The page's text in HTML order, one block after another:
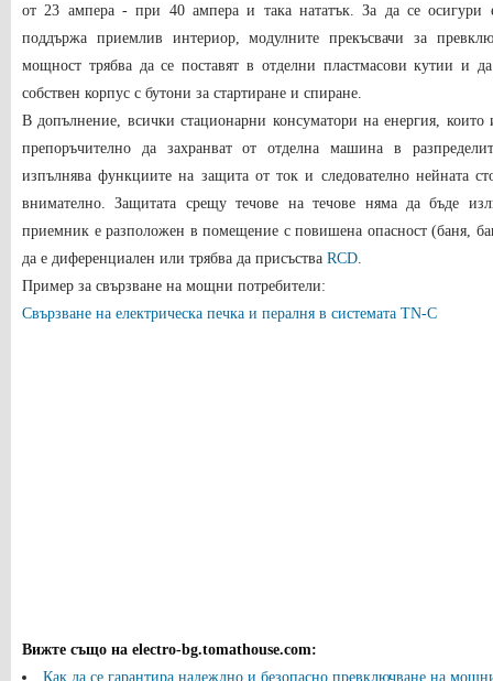
от 23 ампера - при 40 ампера и така нататък. За да се осигури
поддържа приемлив интериор, модулните прекъсвачи за
мощност трябва да се поставят в отделни пластмасови кутии и
собствен корпус с бутони за стартиране и спиране.
В допълнение, всички стационарни консуматори на енергия,
препоръчително да захранват от отделна машина в
изпълнява функциите на защита от ток и следователно нейната
внимателно. Защитата срещу течове на течове няма да бъде
приемник е разположен в помещение с повишена опасност (баня,
да е диференциален или трябва да присъства RCD.
Пример за свързване на мощни потребители:
Свързване на електрическа печка и пералня в системата TN-C
Вижте също на electro-bg.tomathouse.com:
Как да се гарантира надеждно и безопасно превключване на